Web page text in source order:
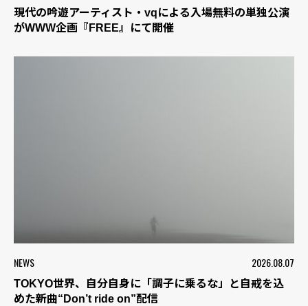
現代の吟遊アーティスト・vqによる入場無料の単独公演
がWWW企画『FREE』にて開催
NEWS 2026.08.07
TOKYO世界、自分自身に「調子に乗るな」と自戒を込
めた新曲“Don’t ride on”配信